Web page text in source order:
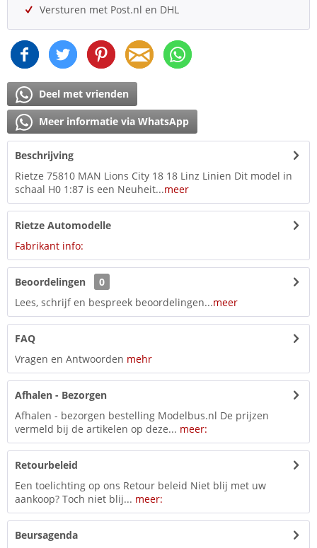
Versturen met Post.nl en DHL
Deel met vrienden
Meer informatie via WhatsApp
Beschrijving
Rietze 75810 MAN Lions City 18 18 Linz Linien Dit model in
schaal H0 1:87 is een Neuheit...meer
Rietze Automodelle
Fabrikant info:
Beoordelingen
0
Lees, schrijf en bespreek beoordelingen...meer
FAQ
Vragen en Antwoorden mehr
Afhalen - Bezorgen
Afhalen - bezorgen bestelling Modelbus.nl De prijzen
vermeld bij de artikelen op deze... meer:
Retourbeleid
Een toelichting op ons Retour beleid Niet blij met uw
aankoop? Toch niet blij... meer:
Beursagenda